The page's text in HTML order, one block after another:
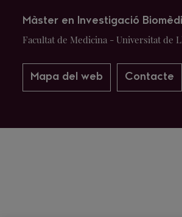
Màster en Investigació
Facultat de Medicina - Universitat de
Mapa del web Contacte